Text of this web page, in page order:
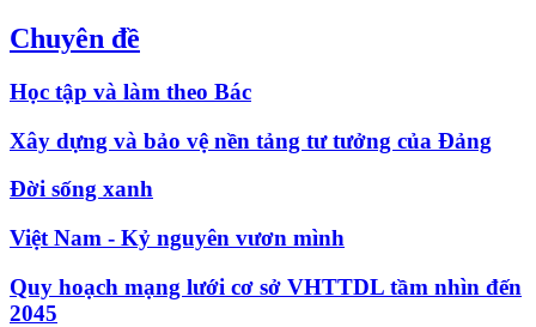
Chuyên đề
Học tập và làm theo Bác
Xây dựng và bảo vệ nền tảng tư tưởng của Đảng
Đời sống xanh
Việt Nam - Kỷ nguyên vươn mình
Quy hoạch mạng lưới cơ sở VHTTDL tầm nhìn đến
2045